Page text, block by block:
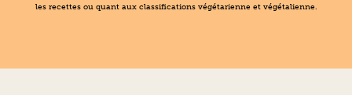
les recettes ou quant aux classifications végétarienne et végétalienne.